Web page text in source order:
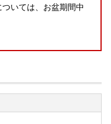
いては、お盆期間中